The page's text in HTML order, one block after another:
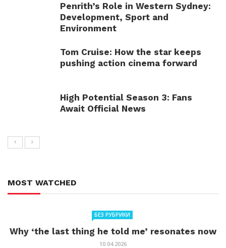
Penrith’s Role in Western Sydney:
Development, Sport and
Environment
Tom Cruise: How the star keeps
pushing action cinema forward
High Potential Season 3: Fans
Await Official News
MOST WATCHED
БЕЗ РУБРИКИ
Why ‘the last thing he told me’ resonates now
10.04.2026